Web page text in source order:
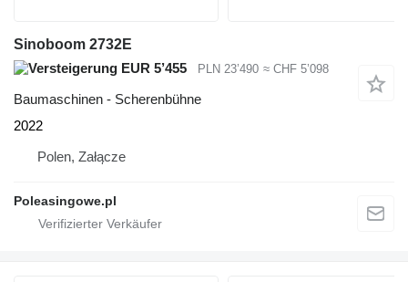
Sinoboom 2732E
EUR 5’455
PLN 23’490 ≈ CHF 5’098
Baumaschinen - Scherenbühne
2022
Polen, Załącze
Poleasingowe.pl